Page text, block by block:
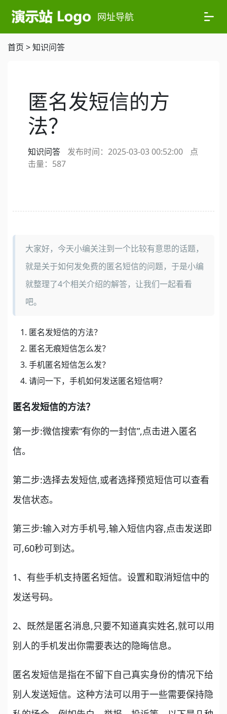
网址导航
首页 >知识问答
匿名发短信的方
法？
知识问答 发布时间：2025-03-03 00:52:00
点
击量： 587
大家好，今天小编关注到一个比较有意思的话题，
就是关于如何发免费的匿名短信的问题，于是小编
就整理了4个相关介绍的解答，让我们一起看看
吧。
匿名发短信的方法？
匿名无痕短信怎么发？
手机匿名短信怎么发？
请问一下，手机如何发送匿名短信啊？
匿名发短信的方法？
第一步:微信搜索“有你的一封信”,点击进入匿名
信。
第二步:选择去发短信,或者选择预览短信可以查看
发信状态。
第三步:输入对方手机号,输入短信内容,点击发送即
可,60秒可到达。
1、有些手机支持匿名短信。设置和取消短信中的
发送号码。
2、既然是匿名消息,只要不知道真实姓名,就可以用
别人的手机发出你需要表达的隐晦信息。
匿名发短信是指在不留下自己真实身份的情况下给
别人发送短信。这种方法可以用于一些需要保持隐